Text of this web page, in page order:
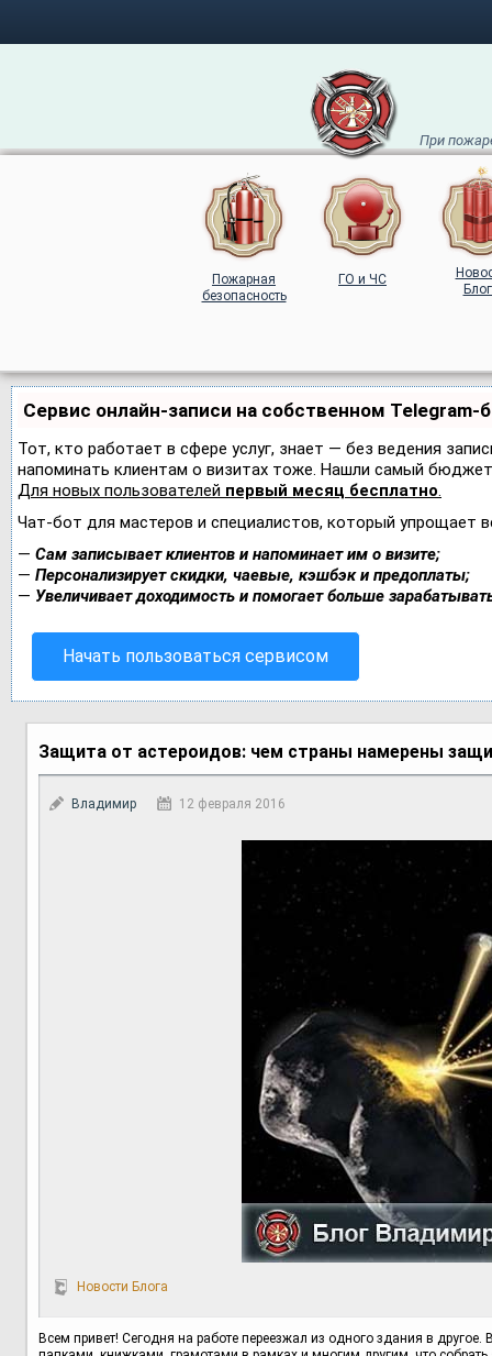
При
Пожарная
безопасность
ГО и ЧС
Сервис онлайн-записи на собственном Telegram-
Тот, кто работает в сфере услуг, знает — без ведения
напоминать клиентам о визитах тоже. Нашли самый
Для новых пользователей первый месяц бесплатно.
Чат-бот для мастеров и специалистов, который упрощает
— Сам записывает клиентов и напоминает им о визите;
— Персонализирует скидки, чаевые, кэшбэк и предоплаты;
— Увеличивает доходимость и помогает больше
Начать пользоваться сервисом
Защита от астероидов: чем страны намерены
Владимир 12 февраля 2016
Новости Блога
Всем привет! Сегодня на работе переезжал из одного здания в